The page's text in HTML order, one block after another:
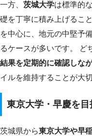
一方、 茨城大学は標準的
礎を丁寧に積み上げるこ
を中心に、地元の中堅予
るケースが多いです。 ど
結果を定期的に確認しな
イルを維持することが大切
東京大学・早慶を
茨城県から東京大学や早